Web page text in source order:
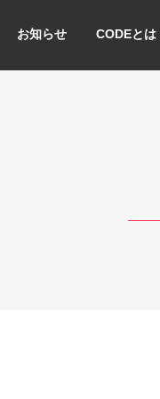
お知らせ CODEとは